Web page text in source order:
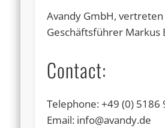
Avandy GmbH,
Geschäftsführer Markus
Contact:
Telephone: +49 (0) 5186
Email: info@avandy.de